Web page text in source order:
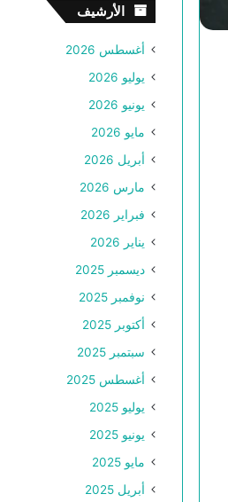
الأرشيف
أغسطس 2026
يوليو 2026
يونيو 2026
مايو 2026
أبريل 2026
مارس 2026
فبراير 2026
يناير 2026
ديسمبر 2025
نوفمبر 2025
أكتوبر 2025
سبتمبر 2025
أغسطس 2025
يوليو 2025
يونيو 2025
مايو 2025
أبريل 2025